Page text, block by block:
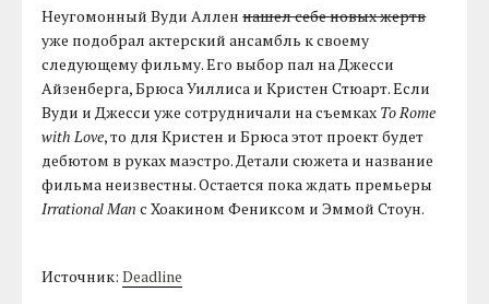
Неугомонный Вуди Алленнашел себе новых жертв
уже подобрал актерский ансамбль к своему
следующему фильму. Его выбор пал на Джесси
Айзенберга, Брюса Уиллиса и Кристен Стюарт. Если
Вуди и Джесси уже сотрудничали на съемках To Rome
with Love, то для Кристен и Брюса этот проект будет
дебютом в руках маэстро. Детали сюжета и название
фильма неизвестны. Остается пока ждать премьеры
Irrational Man с Хоакином Фениксом и Эммой Стоун.
Источник:Deadline